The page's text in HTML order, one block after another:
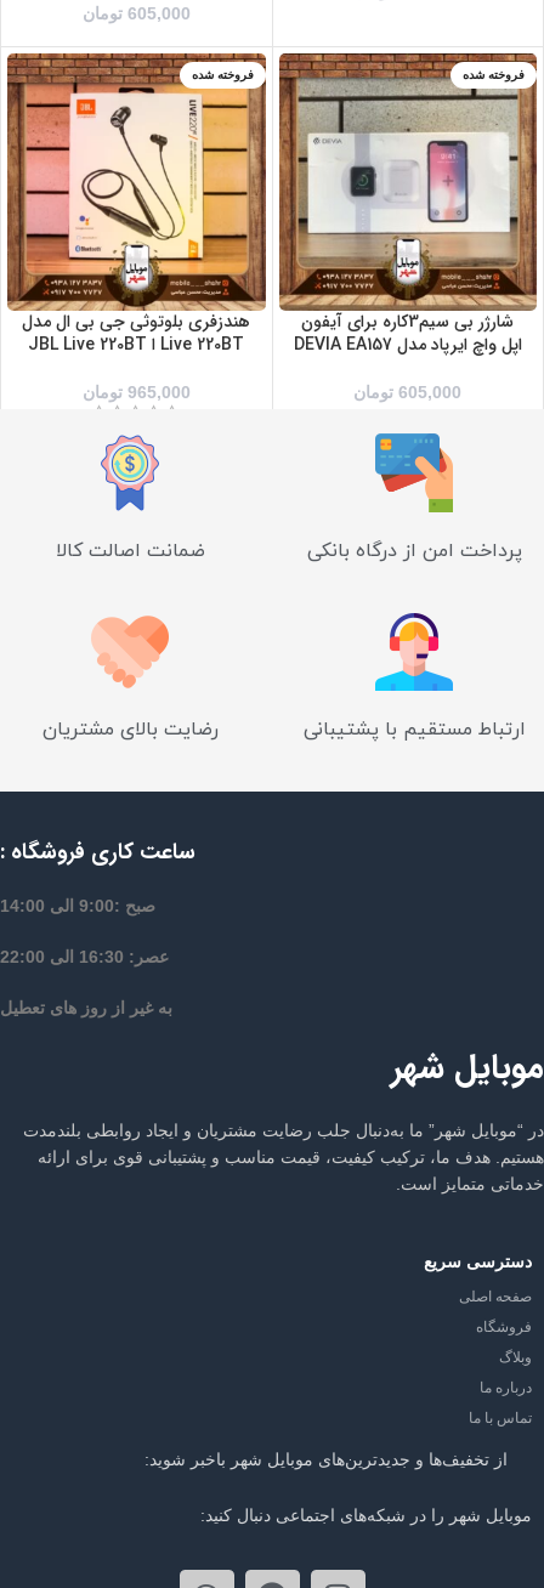
605,000 تومان
فروخته شده
شارژر بی سیم3کاره برای آیفون
اپل واچ ایرپاد مدل DEVIA EA157
605,000 تومان
فروخته شده
هندزفری بلوتوثی جی بی ال مدل
Live 220BT ا JBL Live 220BT
965,000 تومان
پرداخت امن از درگاه بانکی ضمانت اصالت کالا
ارتباط مستقیم با پشتیبانی رضایت بالای مشتریان
ساعت کاری فروشگاه :
صبح :9:00 الی 14:00
عصر: 16:30 الی 22:00
به غیر از روز های تعطیل
موبایل شهر
در “موبایل شهر” ما به‌دنبال جلب رضایت مشتریان و ایجاد روابطی بلندمدت
هستیم. هدف ما، ترکیب کیفیت، قیمت مناسب و پشتیبانی قوی برای ارائه
خدماتی متمایز است.
دسترسی سریع
صفحه اصلی
فروشگاه
وبلاگ
درباره ما
تماس با ما
از تخفیف‌ها و جدیدترین‌های موبایل شهر باخبر شوید:
موبایل شهر را در شبکه‌های اجتماعی دنبال کنید: